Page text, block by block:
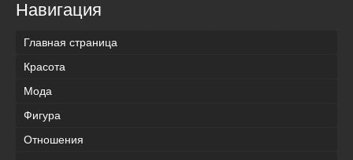
Навигация
Главная страница
Красота
Мода
Фигура
Отношения